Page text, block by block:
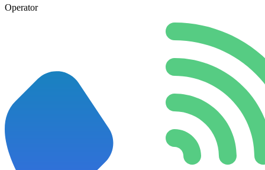
Operator